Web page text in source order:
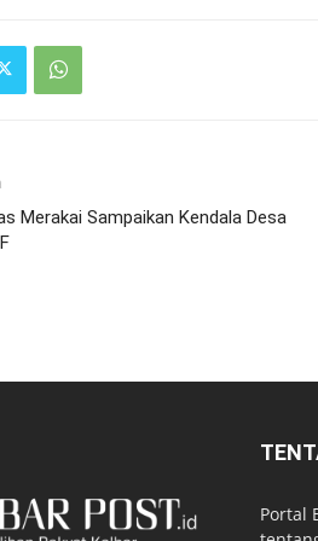
Merakai Sampaikan Kendala Desa
Portal